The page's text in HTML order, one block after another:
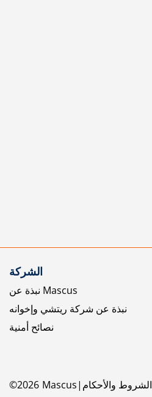
الشركة
نبذة عن Mascus
نبذة عن شركة ريتشي وإخوانه
نصائح أمنية
©2026 Mascus الشروط والأحكام